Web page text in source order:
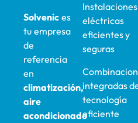
Solvenic es
tu empresa
de
referencia
en
climatización,
aire
acondicionado
Instalaciones
eléctricas
eficientes y
seguras
integradas
tecnología
eficiente